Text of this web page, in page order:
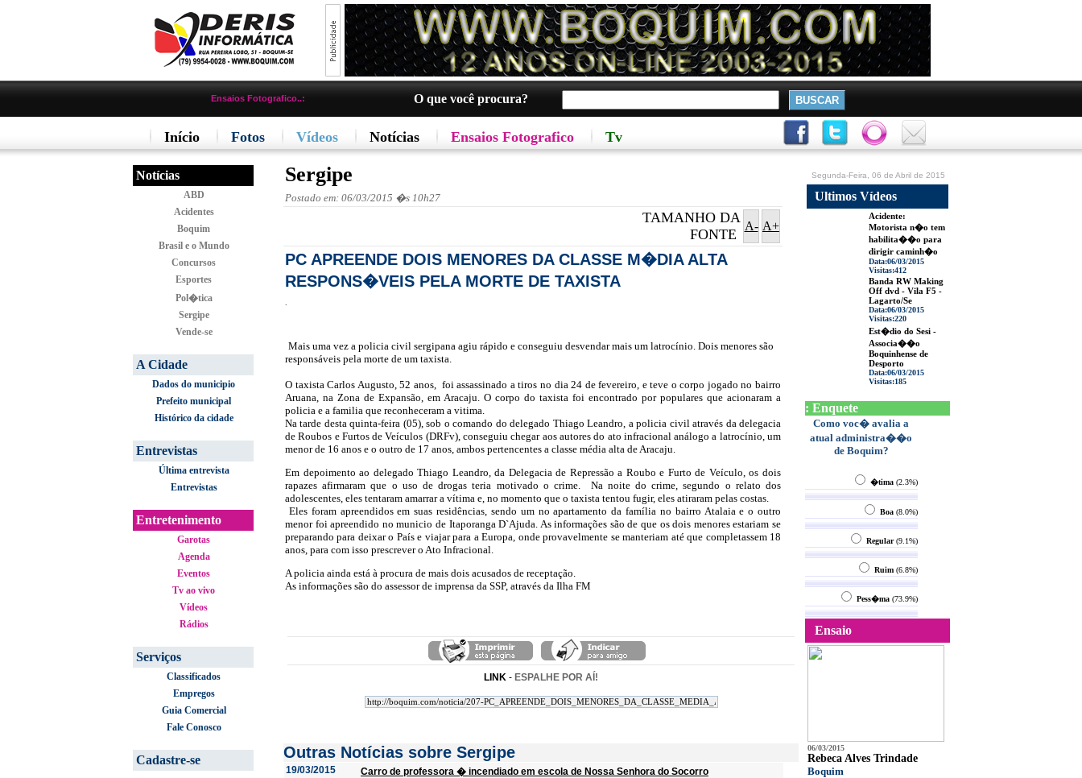
Ensaios Fotografico..: O que você procura?
Início Fotos Vídeos Notícias Ensaios Fotografico Tv
Notícias
ABD
Acidentes
Boquim
Brasil e o Mundo
Concursos
Esportes
Pol�tica
Sergipe
Vende-se
A Cidade
Dados do municipio
Prefeito municipal
Histórico da cidade
Entrevistas
Última entrevista
Entrevistas
Entretenimento
Garotas
Agenda
Eventos
Tv ao vivo
Vídeos
Rádios
Serviços
Classificados
Empregos
Guia Comercial
Fale Conosco
Cadastre-se
Sergipe
Postado em: 06/03/2015 �s 10h27
TAMANHO DA
FONTE
A- A+
PC APREENDE DOIS MENORES DA CLASSE M�DIA ALTA
RESPONS�VEIS PELA MORTE DE TAXISTA
Mais uma vez a policia civil sergipana agiu rápido e conseguiu desvendar mais um latrocínio. Dois menores são
responsáveis pela morte de um taxista.
O taxista Carlos Augusto, 52 anos, foi assassinado a tiros no dia 24 de fevereiro, e teve o corpo jogado no bairro
Aruana, na Zona de Expansão, em Aracaju. O corpo do taxista foi encontrado por populares que acionaram a
policia e a familia que reconheceram a vitima.
Na tarde desta quinta-feira (05), sob o comando do delegado Thiago Leandro, a policia civil através da delegacia
de Roubos e Furtos de Veículos (DRFv), conseguiu chegar aos autores do ato infracional análogo a latrocínio, um
menor de 16 anos e o outro de 17 anos, ambos pertencentes a classe média alta de Aracaju.
Em depoimento ao delegado Thiago Leandro, da Delegacia de Repressão a Roubo e Furto de Veículo, os dois
rapazes afirmaram que o uso de drogas teria motivado o crime. Na noite do crime, segundo o relato dos
adolescentes, eles tentaram amarrar a vítima e, no momento que o taxista tentou fugir, eles atiraram pelas costas.
Eles foram apreendidos em suas residências, sendo um no apartamento da família no bairro Atalaia e o outro
menor foi apreendido no municio de Itaporanga D`Ajuda. As informações são de que os dois menores estariam se
preparando para deixar o País e viajar para a Europa, onde provavelmente se manteriam até que completassem 18
anos, para com isso prescrever o Ato Infracional.
A policia ainda está à procura de mais dois acusados de receptação.
As informações são do assessor de imprensa da SSP, através da Ilha FM
LINK - ESPALHE POR AÍ!
Outras Notícias sobre Sergipe
19/03/2015
Carro de professora � incendiado em escola de Nossa Senhora do Socorro
Segunda-Feira, 06 de Abril de 2015
Ultimos Vídeos
Acidente:
Motorista n�o tem
habilita��o para
dirigir caminh�o
Data:06/03/2015
Visitas:412
Banda RW Making
Off dvd - Vila F5 -
Lagarto/Se
Data:06/03/2015
Visitas:220
Est�dio do Sesi -
Associa��o
Boquinhense de
Desporto
Data:06/03/2015
Visitas:185
: Enquete
Como voc� avalia a
atual administra��o
de Boquim?
�tima(2.3%)
Boa(8.0%)
Regular(9.1%)
Ruim(6.8%)
Pess�ma(73.9%)
Ensaio
06/03/2015
Rebeca Alves Trindade
Boquim